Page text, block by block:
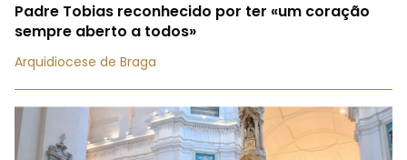
Padre Tobias reconhecido por ter «um coração
sempre aberto a todos»
Arquidiocese de Braga